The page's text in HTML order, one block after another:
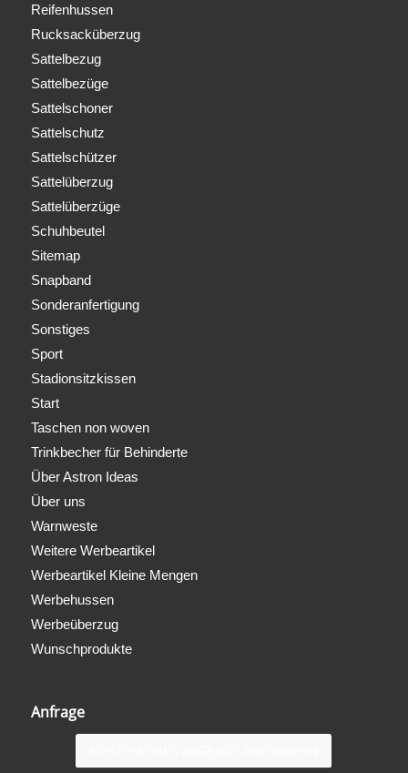
Reifenhussen
Rucksacküberzug
Sattelbezug
Sattelbezüge
Sattelschoner
Sattelschutz
Sattelschützer
Sattelüberzug
Sattelüberzüge
Schuhbeutel
Sitemap
Snapband
Sonderanfertigung
Sonstiges
Sport
Stadionsitzkissen
Start
Taschen non woven
Trinkbecher für Behinderte
Über Astron Ideas
Über uns
Warnweste
Weitere Werbeartikel
Werbeartikel Kleine Mengen
Werbehussen
Werbeüberzug
Wunschprodukte
Anfrage